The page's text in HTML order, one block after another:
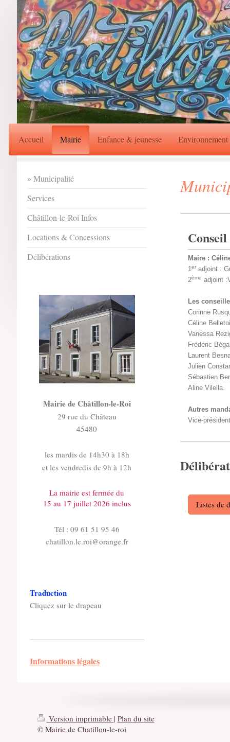
Accueil Mairie Enfance & jeunesse Environnement
Maire :
1er adjoint :
2ème adjoint
Les
Corinne
Céline
Vanessa
Frédéric
Laurent
Julien
Sébastien
Aline Vilella.
Autres
Vice-
Listes de
Municipalité
Services
Châtillon-le-Roi Infos
Locations & Concessions
Délibérations
Mairie de Châtillon-le-Roi
29 rue du Château
45480
les mardis de 14h30 à 18h
et les vendredis de 9h à 12h
La mairie est fermée du
15 au 17 juillet 2026 inclus
Tél : 09 61 51 95 46
chatillon.le.roi@orange.fr
Traduction
Cliquez sur le drapeau
Informations légales
Version imprimable | Plan du site
© Mairie de Chatillon-le-roi